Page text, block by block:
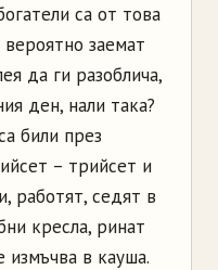
са от това
заемат
да ги разоблича,
ден, нали така?
били през
– трийсет и
работят, седят в
кресла, ринат
измъчва в кауша.